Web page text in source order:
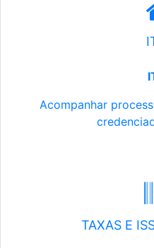
Acompanhar
TAXAS E